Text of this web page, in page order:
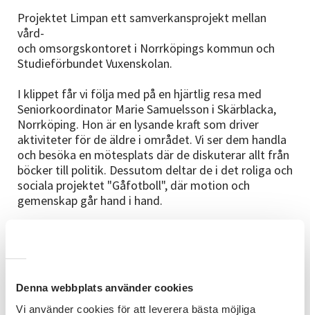
Denna webbplats använder cookies
Vi använder cookies för att leverera bästa möjliga
Projektet Limpan ett samverkansprojekt mellan
vård-
och omsorgskontoret i Norrköpings kommun och
Studieförbundet Vuxenskolan.
I klippet får vi följa med på en hjärtlig resa med
Seniorkoordinator Marie Samuelsson i Skärblacka,
Norrköping. Hon är en lysande kraft som driver
aktiviteter för de äldre i området. Vi ser dem handla
och besöka en mötesplats där de diskuterar allt från
böcker till politik. Dessutom deltar de i det roliga och
sociala projektet "Gåfotboll", där motion och
gemenskap går hand i hand.
Relaterade länkar